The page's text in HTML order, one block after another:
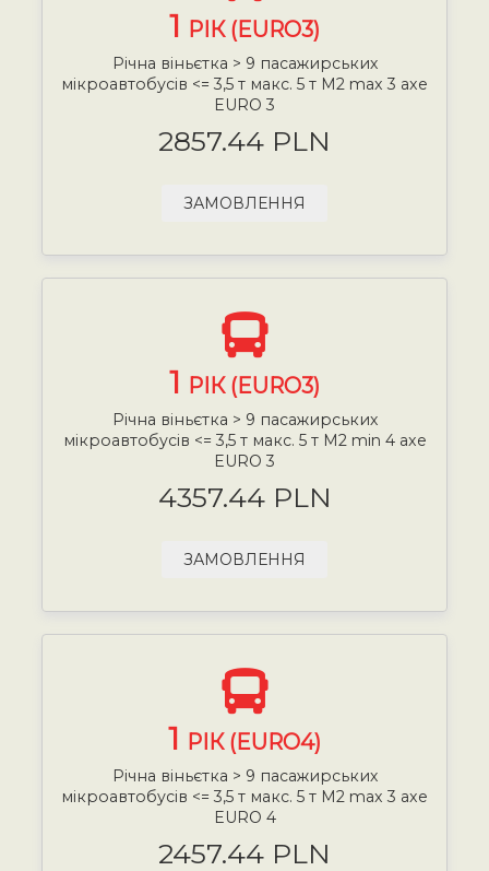
1 РІК (EURO3)
Річна віньєтка > 9 пасажирських
мікроавтобусів <= 3,5 т макс. 5 т М2 max 3 axe
EURO 3
2857.44 PLN
ЗАМОВЛЕННЯ
1 РІК (EURO3)
Річна віньєтка > 9 пасажирських
мікроавтобусів <= 3,5 т макс. 5 т М2 min 4 axe
EURO 3
4357.44 PLN
ЗАМОВЛЕННЯ
1 РІК (EURO4)
Річна віньєтка > 9 пасажирських
мікроавтобусів <= 3,5 т макс. 5 т М2 max 3 axe
EURO 4
2457.44 PLN